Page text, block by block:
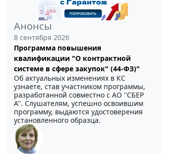
Анонсы
8 сентября 2026
Программа повышения
квалификации "О контрактной
системе в сфере закупок" (44-ФЗ)"
Об актуальных изменениях в КС
узнаете, став участником программы,
разработанной совместно с АО ''СБЕР
А". Слушателям, успешно освоившим
программу, выдаются удостоверения
установленного образца.